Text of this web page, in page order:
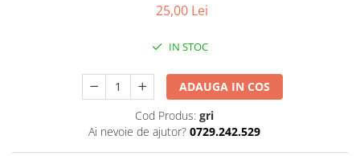
25,00 Lei
IN STOC
ADAUGA IN COS
Cod Produs: gri
Ai nevoie de ajutor? 0729.242.529